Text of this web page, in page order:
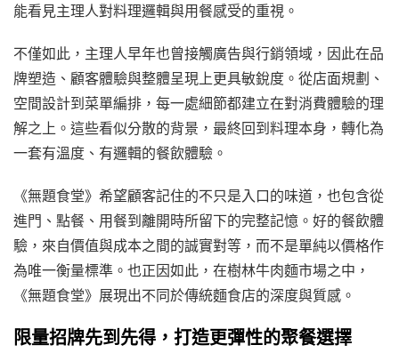
能看見主理人對料理邏輯與用餐感受的重視。
不僅如此，主理人早年也曾接觸廣告與行銷領域，因此在品
牌塑造、顧客體驗與整體呈現上更具敏銳度。從店面規劃、
空間設計到菜單編排，每一處細節都建立在對消費體驗的理
解之上。這些看似分散的背景，最終回到料理本身，轉化為
一套有溫度、有邏輯的餐飲體驗。
《無題食堂》希望顧客記住的不只是入口的味道，也包含從
進門、點餐、用餐到離開時所留下的完整記憶。好的餐飲體
驗，來自價值與成本之間的誠實對等，而不是單純以價格作
為唯一衡量標準。也正因如此，在樹林牛肉麵市場之中，
《無題食堂》展現出不同於傳統麵食店的深度與質感。
限量招牌先到先得，打造更彈性的聚餐選擇